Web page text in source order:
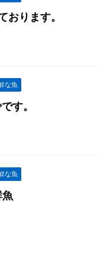
おります。
な魚
す。
な魚